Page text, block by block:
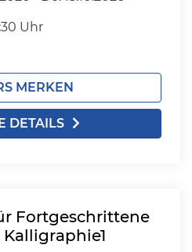
Uhr
MERKEN
DETAILS
Fortgeschrittene